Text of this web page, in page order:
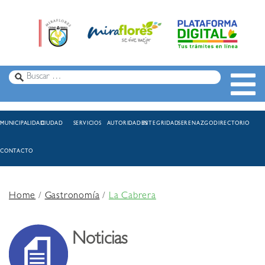
MUNICIPALIDADCIUDAD SERVICIOS AUTORIDADESINTEGRIDADSERENAZGODIRECTORIO
CONTACTO
Home/Gastronomía/La Cabrera
Noticias